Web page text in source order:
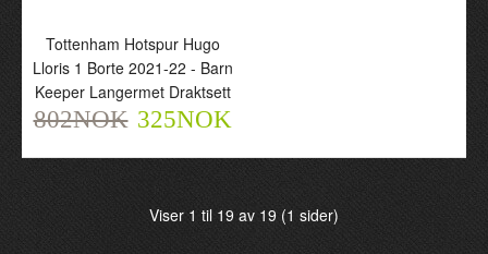
Frankrike Hugo Lloris 1
Keeper Langermet
802NOK 325NOK
Barn Keeper Draktsett
Tottenham Hotspur Hugo
Lloris 1 Borte 2021-22 - Barn
Keeper Langermet Draktsett
802NOK 325NOK
Viser 1 til 19 av 19 (1 sider)